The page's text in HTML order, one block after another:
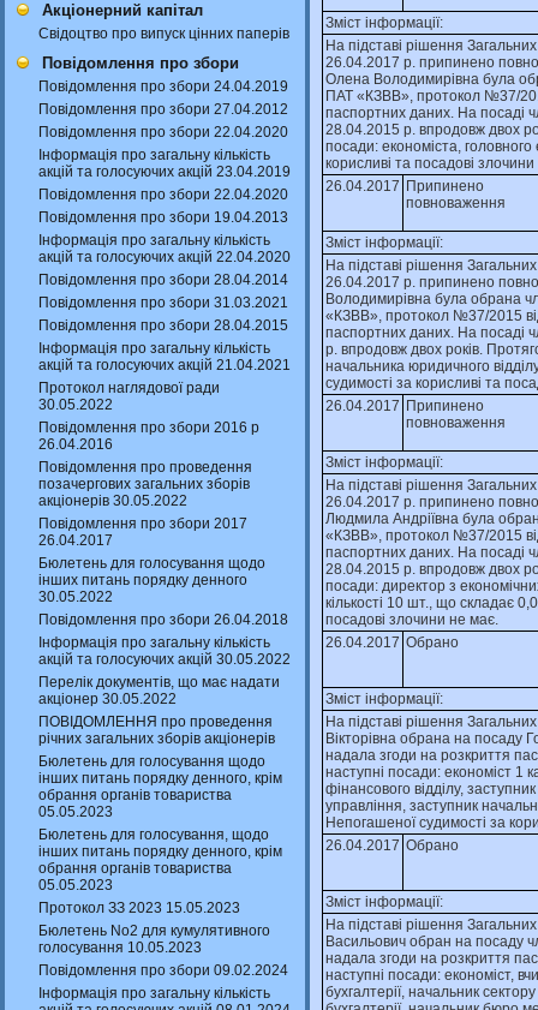
Акціонерний капітал
Свідоцтво про випуск цінних паперів
Повідомлення про збори
Повідомлення про збори 24.04.2019
Повідомлення про збори 27.04.2012
Повідомлення про збори 22.04.2020
Інформація про загальну кількість
акцій та голосуючих акцій 23.04.2019
Повідомлення про збори 22.04.2020
Повідомлення про збори 19.04.2013
Інформація про загальну кількість
акцій та голосуючих акцій 22.04.2020
Повідомлення про збори 28.04.2014
Повідомлення про збори 31.03.2021
Повідомлення про збори 28.04.2015
Інформація про загальну кількість
акцій та голосуючих акцій 21.04.2021
Протокол наглядової ради
30.05.2022
Повідомлення про збори 2016 р
26.04.2016
Повідомлення про проведення
позачергових загальних зборів
акціонерів 30.05.2022
Повідомлення про збори 2017
26.04.2017
Бюлетень для голосування щодо
інших питань порядку денного
30.05.2022
Повідомлення про збори 26.04.2018
Інформація про загальну кількість
акцій та голосуючих акцій 30.05.2022
Перелік документів, що має надати
акціонер 30.05.2022
ПОВІДОМЛЕННЯ про проведення
річних загальних зборів акціонерів
Бюлетень для голосування щодо
інших питань порядку денного, крім
обрання органів товариства
05.05.2023
Бюлетень для голосування, щодо
інших питань порядку денного, крім
обрання органів товариства
05.05.2023
Протокол ЗЗ 2023 15.05.2023
Бюлетень No2 для кумулятивного
голосування 10.05.2023
Повідомлення про збори 09.02.2024
Інформація про загальну кількість
Зміст інформації:
На пiдставi рiшення
26.04.2017 р. припинено
Олена Володимирiвна була
ПАТ «КЗВВ», протокол №37/
паспортних даних. На посадi
28.04.2015 р. впродовж двох
посади: економiста,
корисливi та посадовi
26.04.2017 Припинено
повноваження
Зміст інформації:
На пiдставi рiшення
26.04.2017 р. припинено
Володимирiвна була обрана
«КЗВВ», протокол №37/2015
паспортних даних. На посадi
р. впродовж двох рокiв.
начальника юридичного
судимостi за корисливi та
26.04.2017 Припинено
повноваження
Зміст інформації:
На пiдставi рiшення
26.04.2017 р. припинено
Людмила Андрiївна була
«КЗВВ», протокол №37/2015
паспортних даних. На посадi
28.04.2015 р. впродовж двох
посади: директор з
кiлькостi 10 шт., що складає
посадовi злочини не має.
26.04.2017 Обрано
Зміст інформації:
На пiдставi рiшення
Вiкторiвна обрана на посаду
надала згоди на розкриття
наступнi посади: економiст 1
фiнансового вiддiлу,
управлiння, заступник
Непогашеної судимостi за
26.04.2017 Обрано
Зміст інформації:
На пiдставi рiшення
Васильович обран на посаду
надала згоди на розкриття
наступнi посади: економiст,
бухгалтерiї, начальник